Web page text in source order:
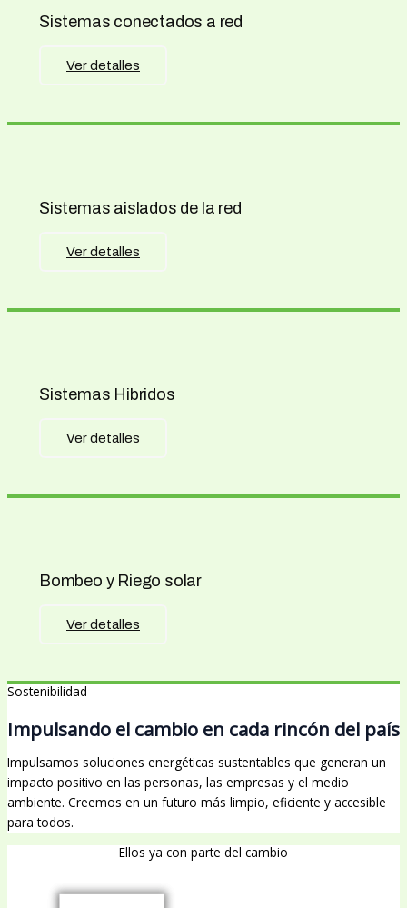
Sistemas conectados a red
Ver detalles
Sistemas aislados de la red
Ver detalles
Sistemas Hibridos
Ver detalles
Bombeo y Riego solar
Ver detalles
Sostenibilidad
Impulsando el cambio en cada rincón del país
Impulsamos soluciones energéticas sustentables que generan un
impacto positivo en las personas, las empresas y el medio
ambiente. Creemos en un futuro más limpio, eficiente y accesible
para todos.
Ellos ya con parte del cambio